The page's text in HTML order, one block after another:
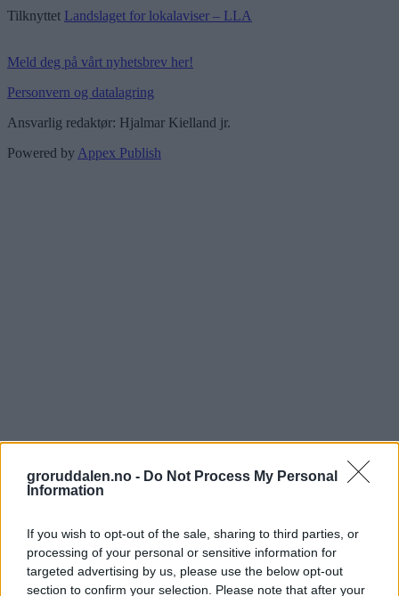
groruddalen.no - Do Not Process My Personal
Information
If you wish to opt-out of the sale, sharing to third parties, or
processing of your personal or sensitive information for
targeted advertising by us, please use the below opt-out
section to confirm your selection. Please note that after your
Tilknyttet Landslaget for lokalaviser – LLA
Meld deg på vårt nyhetsbrev her!
Personvern og datalagring
Ansvarlig redaktør: Hjalmar Kielland jr.
Powered by Appex Publish